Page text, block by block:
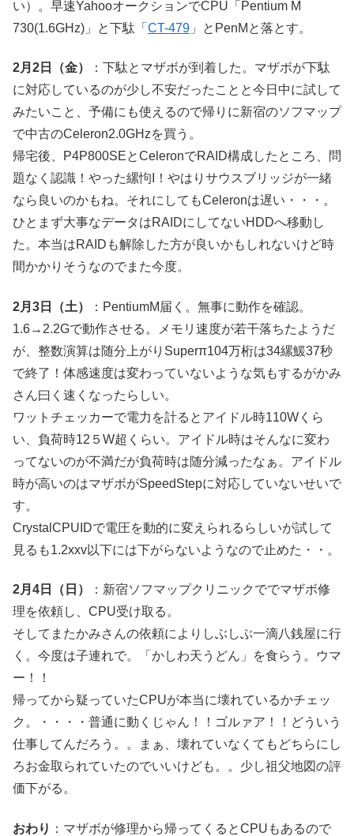
い）。早速YahooオークションでCPU「Pentium M
730(1.6GHz)」と下駄「 CT-479 」とPenMと落とす。
2月2日（金）
：下駄とマザボが到着した。マザボが下駄
に対応しているのが少し不安だったことと今日中に試して
みたいこと、予備にも使えるので帰りに新宿のソフマップ
で中古のCeleron2.0GHzを買う。
帰宅後、P4P800SEとCeleronでRAID構成したところ、問
題なく認識！やった縲怐I！やはりサウスブリッジが一緒
なら良いのかもね。それにしてもCeleronは遅い・・・。
ひとまず大事なデータはRAIDにしてないHDDへ移動し
た。本当はRAIDも解除した方が良いかもしれないけど時
間かかりそうなのでまた今度。
2月3日（土）
：PentiumM届く。無事に動作を確認。
1.6→2.2Gで動作させる。メモリ速度が若干落ちたようだ
が、整数演算は随分上がりSuperπ104万桁は34縲鰀37秒
で終了！体感速度は変わっていないような気もするがかみ
さん曰く速くなったらしい。
ワットチェッカーで電力を計るとアイドル時110Wくら
い、負荷時12５W超くらい。アイドル時はそんなに変わ
ってないのが不満だが負荷時は随分減ったなぁ。アイドル
時が高いのはマザボがSpeedStepに対応していないせいで
す。
CrystalCPUIDで電圧を動的に変えられるらしいが試して
見るも1.2xxv以下には下がらないようなので止めた・・。
2月4日（日）
：新宿ソフマップクリニックででマザボ修
理を依頼し、CPU受け取る。
そしてまたかみさんの依頼によりしぶしぶ一滴八銭屋に行
く。今度は子連れで。「かしわ天うどん」を食らう。ウマ
ー！！
帰ってから疑っていたCPUが本当に壊れているかチェッ
ク。・・・・普通に動くじゃん！！ゴルァア！！どういう
仕事してんだろう。。まぁ、壊れていなくてもどちらにし
ろお金取られていたのでいいけども。。少し祖父地図の評
価下がる。
おわり ：マザボが修理から帰ってくるとCPUもあるので